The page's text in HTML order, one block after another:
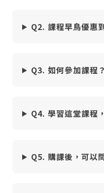
Q2. 課程早鳥優惠
Q3. 如何參加課程
Q4. 學習這堂課程
Q5. 購課後，可以